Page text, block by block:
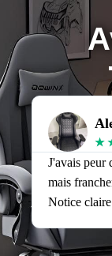
★
J'avais peur
mais
Notice